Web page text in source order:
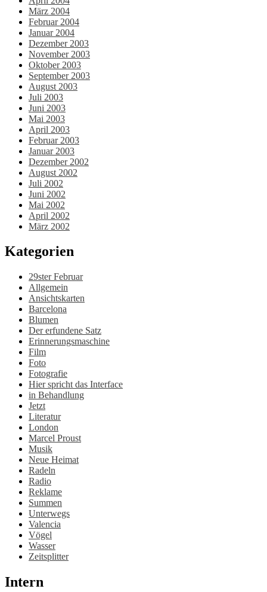
März 2004
Februar 2004
Januar 2004
Dezember 2003
November 2003
Oktober 2003
September 2003
August 2003
Juli 2003
Juni 2003
Mai 2003
April 2003
Februar 2003
Januar 2003
Dezember 2002
August 2002
Juli 2002
Juni 2002
Mai 2002
April 2002
März 2002
Kategorien
29ster Februar
Allgemein
Ansichtskarten
Barcelona
Blumen
Der erfundene Satz
Erinnerungsmaschine
Film
Foto
Fotografie
Hier spricht das Interface
in Behandlung
Jetzt
Literatur
London
Marcel Proust
Musik
Neue Heimat
Radeln
Radio
Reklame
Summen
Unterwegs
Valencia
Vögel
Wasser
Zeitsplitter
Intern